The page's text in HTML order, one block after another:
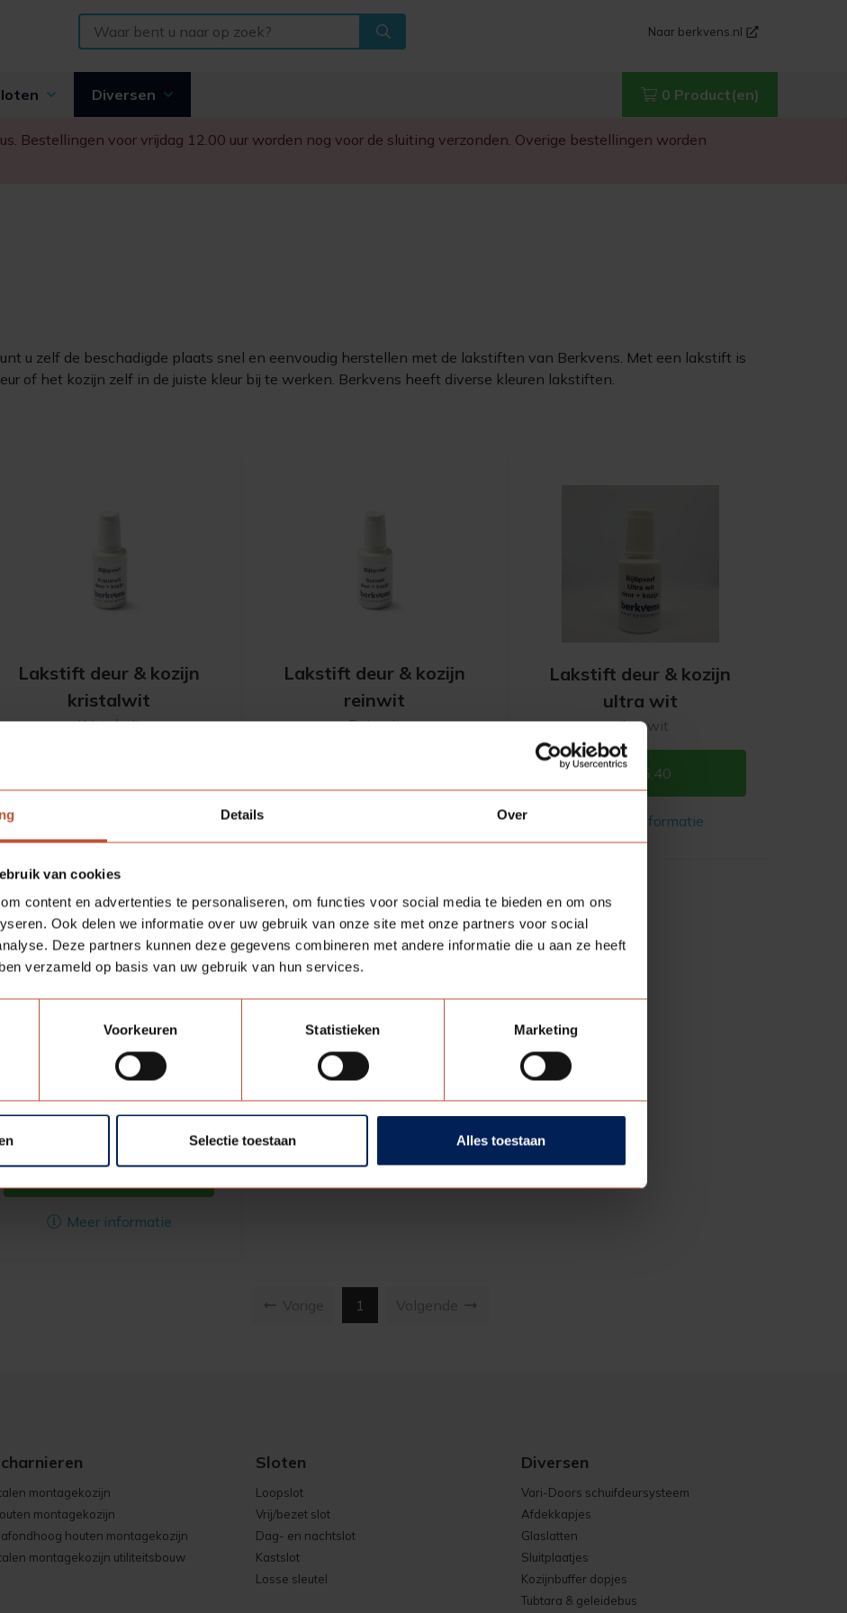
Details Over
van cookies
content en advertenties te personaliseren, om functies voor social media te bieden en om ons
Ook delen we informatie over uw gebruik van onze site met onze partners voor social
Deze partners kunnen deze gegevens combineren met andere informatie die u aan ze heeft
verzameld op basis van uw gebruik van hun services.
Voorkeuren Statistieken Marketing
Selectie toestaan Alles toestaan
Naar berkvens.nl
Diversen 0 Product(en)
Bestellingen voor vrijdag 12.00 uur worden nog voor de sluiting verzonden. Overige bestellingen worden
u zelf de beschadigde plaats snel en eenvoudig herstellen met de lakstiften van Berkvens. Met een lakstift is
of het kozijn zelf in de juiste kleur bij te werken. Berkvens heeft diverse kleuren lakstiften.
Lakstift deur & kozijn
kristalwit
Kristalwit
Lakstift deur & kozijn
reinwit
Reinwit
Lakstift deur & kozijn
ultra wit
Ultra wit
€ 5,40
Meer informatie
Lakstift deur & kozijn
zwart
€ 5,40
Meer informatie
Vorige 1 ( current )Volgende
montagekozijn
montagekozijn
houten montagekozijn
montagekozijn utiliteitsbouw
Sloten
Loopslot
Vrij/bezet slot
Dag- en nachtslot
Kastslot
Losse sleutel
Diversen
Vari-Doors schuifdeursysteem
Afdekkapjes
Glaslatten
Sluitplaatjes
Kozijnbuffer dopjes
Tubtara & geleidebus